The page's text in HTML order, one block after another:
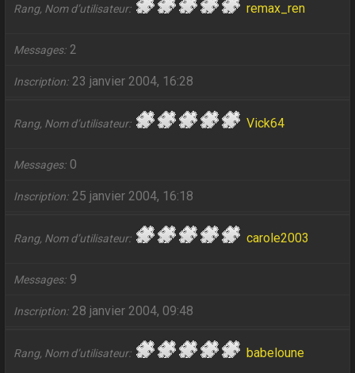
Rang, Nom d’utilisateur remax_ren
Messages 2
Inscription 23 janvier 2004, 16:28
Rang, Nom d’utilisateur Vick64
Messages 0
Inscription 25 janvier 2004, 16:18
Rang, Nom d’utilisateur carole2003
Messages 9
Inscription 28 janvier 2004, 09:48
Rang, Nom d’utilisateur babeloune